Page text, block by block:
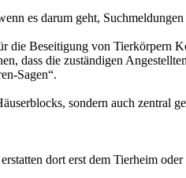
es darum geht,
die Beseitigung von Tierkörpern
dass die zuständigen
Sagen“.
sondern auch zentral
dort erst dem Tierheim